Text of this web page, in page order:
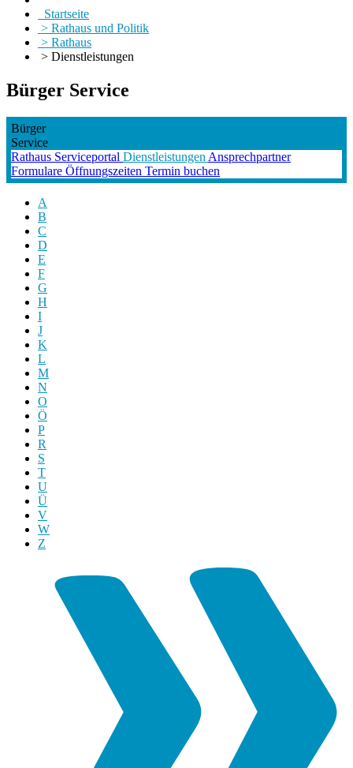
Startseite
> Rathaus und Politik
> Rathaus
> Dienstleistungen
Bürger Service
Bürger
Service
Rathaus Serviceportal Dienstleistungen Ansprechpartner
Formulare Öffnungszeiten Termin buchen
A
B
C
D
E
F
G
H
I
J
K
L
M
N
O
Ö
P
R
S
T
U
Ü
V
W
Z